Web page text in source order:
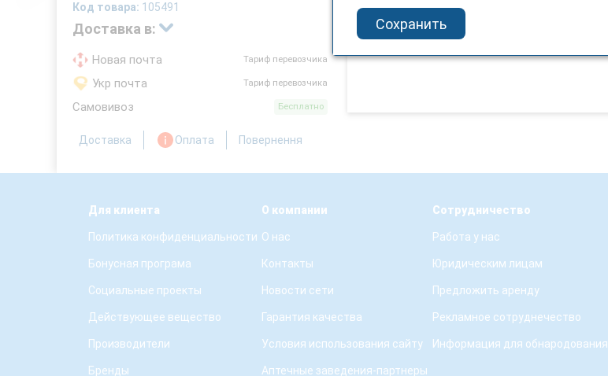
Код товара: 105491
Доставка в:
Новая почта Тариф перевозчика
Укр почта Тариф перевозчика
Самовивоз Бесплатно
Доставка Оплата Повернення
Для клиента
Политика конфиденциальности
Бонусная програма
Социальные проекты
Действующее вещество
Производители
Бренды
О компании
О нас
Контакты
Новости сети
Гарантия качества
Условия использования сайту
Аптечные заведения-партнеры
Сотрудничество
Работа у нас
Юридическим лицам
Предложить аренду
Рекламное сотруднечество
Информация для обнародования
Сохранить